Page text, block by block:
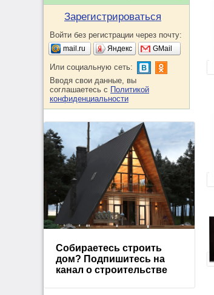
Зарегистрироваться
Войти без регистрации через почту:
mail.ru Яндекс GMail
Или социальную сеть:
Вводя свои данные, вы
соглашаетесь с Политикой
конфиденциальности
Собираетесь строить
дом? Подпишитесь на
канал о строительстве